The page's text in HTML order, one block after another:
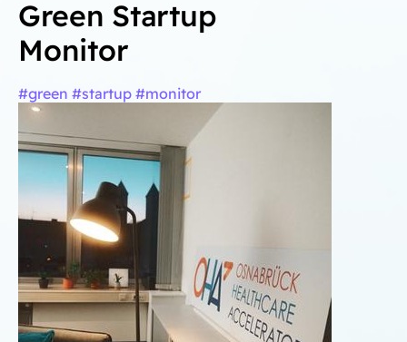
Green Startup
Monitor
#green #startup #monitor